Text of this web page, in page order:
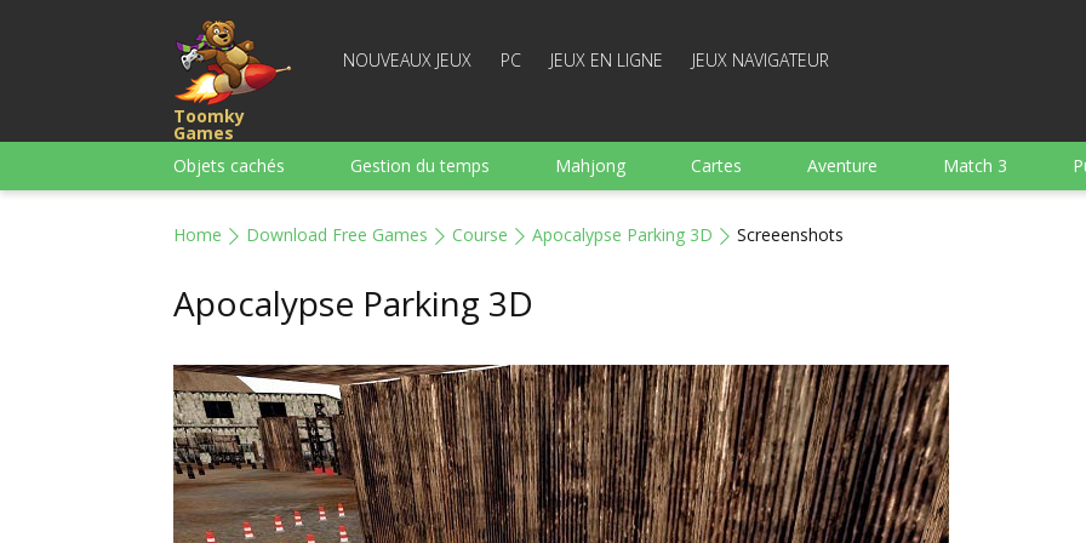
Toomky
Games
NOUVEAUX JEUX PC JEUX EN LIGNE JEUX NAVIGATEUR
Objets cachés Gestion du temps Mahjong Cartes Aventure Match 3
Home Download Free Games Course Apocalypse Parking 3D Screeenshots
Apocalypse Parking 3D